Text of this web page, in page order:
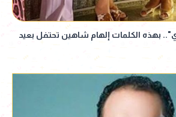
بهذه الكلمات إلهام شاهين تحتفل بعيد